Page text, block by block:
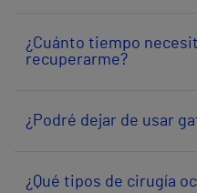
¿Cuánto tiempo
recuperarme?
¿Podré dejar de usar
¿Qué tipos de cirugía